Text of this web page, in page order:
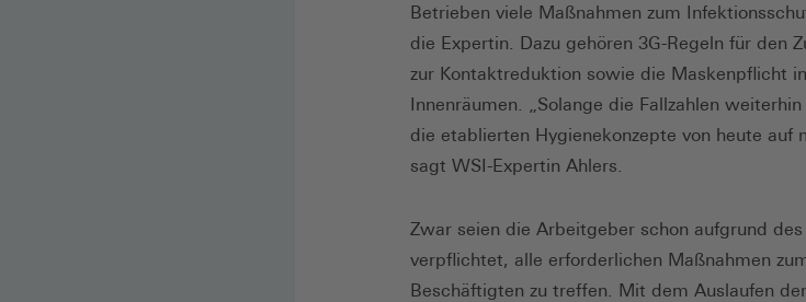
Betrieben viele Maßnahmen zum
die Expertin. Dazu gehören 3G-Regeln für den
zur Kontaktreduktion sowie die Maskenpflicht
Innenräumen. „Solange die Fallzahlen
die etablierten Hygienekonzepte von heute auf
sagt WSI-Expertin Ahlers.
Zwar seien die Arbeitgeber schon aufgrund
verpflichtet, alle erforderlichen Maßnahmen
Beschäftigten zu treffen. Mit dem Auslaufen der